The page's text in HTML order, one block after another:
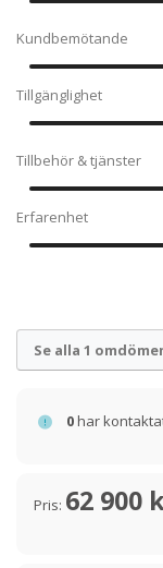
Kundbemötande
Tillgänglighet
Tillbehör & tjänster
Erfarenhet
Se alla 1
0har
Pris: 62 900